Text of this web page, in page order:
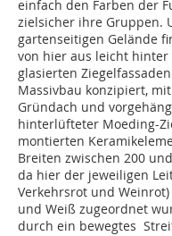
einfach den Farben der
zielsicher ihre Gruppen.
gartenseitigen Gelände
von hier aus leicht
glasierten
Massivbau konzipiert,
Gründach und
hinterlüfteter Moeding-
montierten
Breiten zwischen 200
da hier der jeweiligen
Verkehrsrot und
und Weiß zugeordnet
durch ein bewegtes